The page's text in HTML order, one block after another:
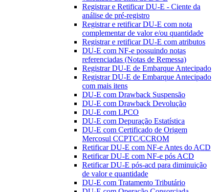
Registrar e Retificar DU-E - Ciente da
análise de pré-registro
Registrar e retificar DU-E com nota
complementar de valor e/ou quantidade
Registrar e retificar DU-E com atributos
DU-E com NF-e possuindo notas
referenciadas (Notas de Remessa)
Registrar DU-E de Embarque Antecipado
Registrar DU-E de Embarque Antecipado
com mais itens
DU-E com Drawback Suspensão
DU-E com Drawback Devolução
DU-E com LPCO
DU-E com Depuração Estatística
DU-E com Certificado de Origem
Mercosul CCPTC/CCROM
Retificar DU-E com NF-e Antes do ACD
Retificar DU-E com NF-e pós ACD
Retificar DU-E pós-acd para diminuição
de valor e quantidade
DU-E com Tratamento Tributário